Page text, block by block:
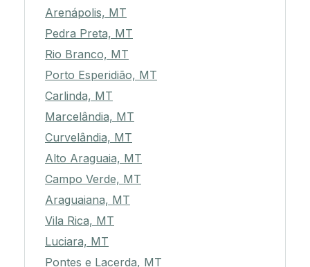
Arenápolis, MT
Pedra Preta, MT
Rio Branco, MT
Porto Esperidião, MT
Carlinda, MT
Marcelândia, MT
Curvelândia, MT
Alto Araguaia, MT
Campo Verde, MT
Araguaiana, MT
Vila Rica, MT
Luciara, MT
Pontes e Lacerda, MT